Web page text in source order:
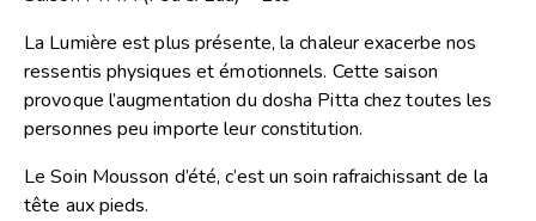
La Lumière est plus présente, la chaleur exacerbe nos
ressentis physiques et émotionnels. Cette saison
provoque l’augmentation du dosha Pitta chez toutes les
personnes peu importe leur constitution.
Le Soin Mousson d’été, c’est un soin rafraichissant de la
tête aux pieds.